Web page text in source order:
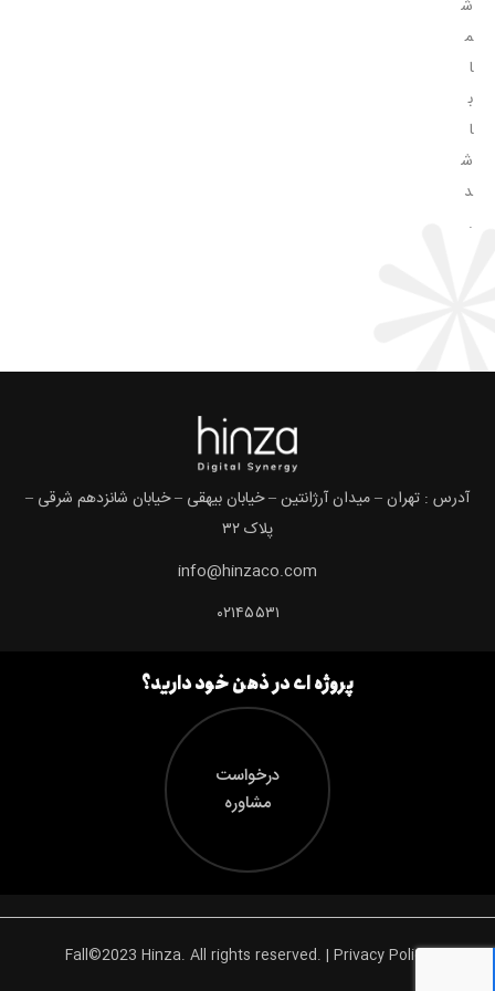
ش
م
ا
ب
ا
ش
د
.
آدرس : تهران – میدان آرژانتین – خیابان بیهقی – خیابان شانزدهم شرقی –
پلاک ۳۲
info@hinzaco.com
۰۲۱۴۵۵۳۱
پروژه ای در ذهن خود دارید؟
درخواست
مشاوره
Fall©2023 Hinza. All rights reserved. | Privacy Policy